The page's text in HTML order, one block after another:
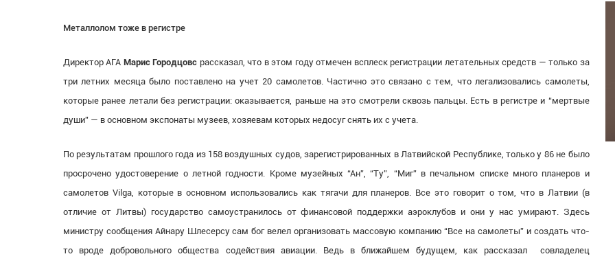
Металлолом тоже в регистре
Директор АГА Марис Городцовс рассказал, что в этом году отмечен всплеск регистрации летательных средств — только за
три летних месяца было поставлено на учет 20 самолетов. Частично это связано с тем, что легализовались самолеты,
которые ранее летали без регистрации: оказывается, раньше на это смотрели сквозь пальцы. Есть в регистре и “мертвые
души” — в основном экспонаты музеев, хозяевам которых недосуг снять их с учета.
По результатам прошлого года из 158 воздушных судов, зарегистрированных в Латвийской Республике, только у 86 не было
просрочено удостоверение о летной годности. Кроме музейных “Ан”, “Ту”, “Миг” в печальном списке много планеров и
самолетов Vilga, которые в основном использовались как тягачи для планеров. Все это говорит о том, что в Латвии (в
отличие от Литвы) государство самоустранилось от финансовой поддержки аэроклубов и они у нас умирают. Здесь
министру сообщения Айнару Шлесерсу сам бог велел организовать массовую компанию “Все на самолеты” и создать что-
то вроде добровольного общества содействия авиации. Ведь в ближайшем будущем, как рассказал совладелец